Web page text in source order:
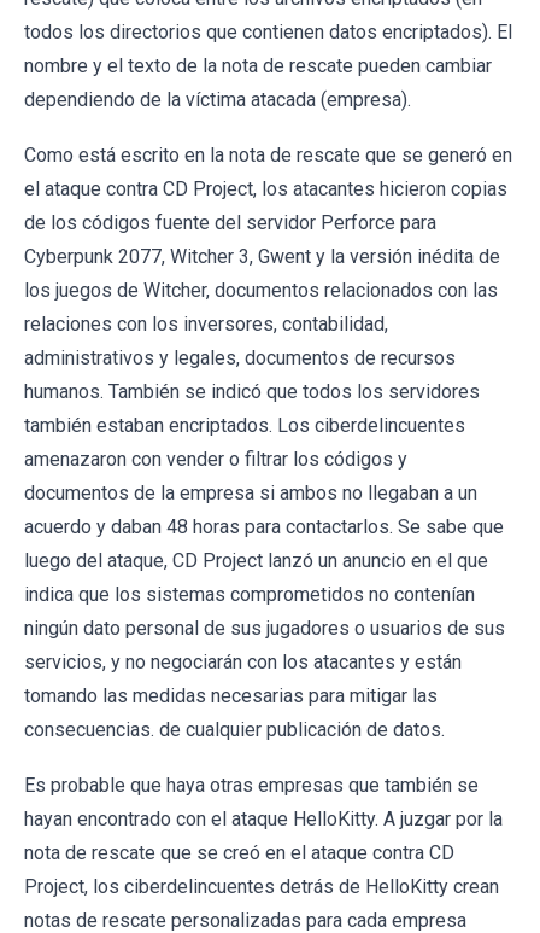
todos los directorios que contienen datos encriptados). El
nombre y el texto de la nota de rescate pueden cambiar
dependiendo de la víctima atacada (empresa).
Como está escrito en la nota de rescate que se generó en
el ataque contra CD Project, los atacantes hicieron copias
de los códigos fuente del servidor Perforce para
Cyberpunk 2077, Witcher 3, Gwent y la versión inédita de
los juegos de Witcher, documentos relacionados con las
relaciones con los inversores, contabilidad,
administrativos y legales, documentos de recursos
humanos. También se indicó que todos los servidores
también estaban encriptados. Los ciberdelincuentes
amenazaron con vender o filtrar los códigos y
documentos de la empresa si ambos no llegaban a un
acuerdo y daban 48 horas para contactarlos. Se sabe que
luego del ataque, CD Project lanzó un anuncio en el que
indica que los sistemas comprometidos no contenían
ningún dato personal de sus jugadores o usuarios de sus
servicios, y no negociarán con los atacantes y están
tomando las medidas necesarias para mitigar las
consecuencias. de cualquier publicación de datos.
Es probable que haya otras empresas que también se
hayan encontrado con el ataque HelloKitty. A juzgar por la
nota de rescate que se creó en el ataque contra CD
Project, los ciberdelincuentes detrás de HelloKitty crean
notas de rescate personalizadas para cada empresa